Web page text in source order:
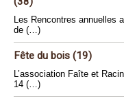
Les Rencontres annuelles
de (…)
Fête du bois (19)
L’association Faîte et
14 (…)